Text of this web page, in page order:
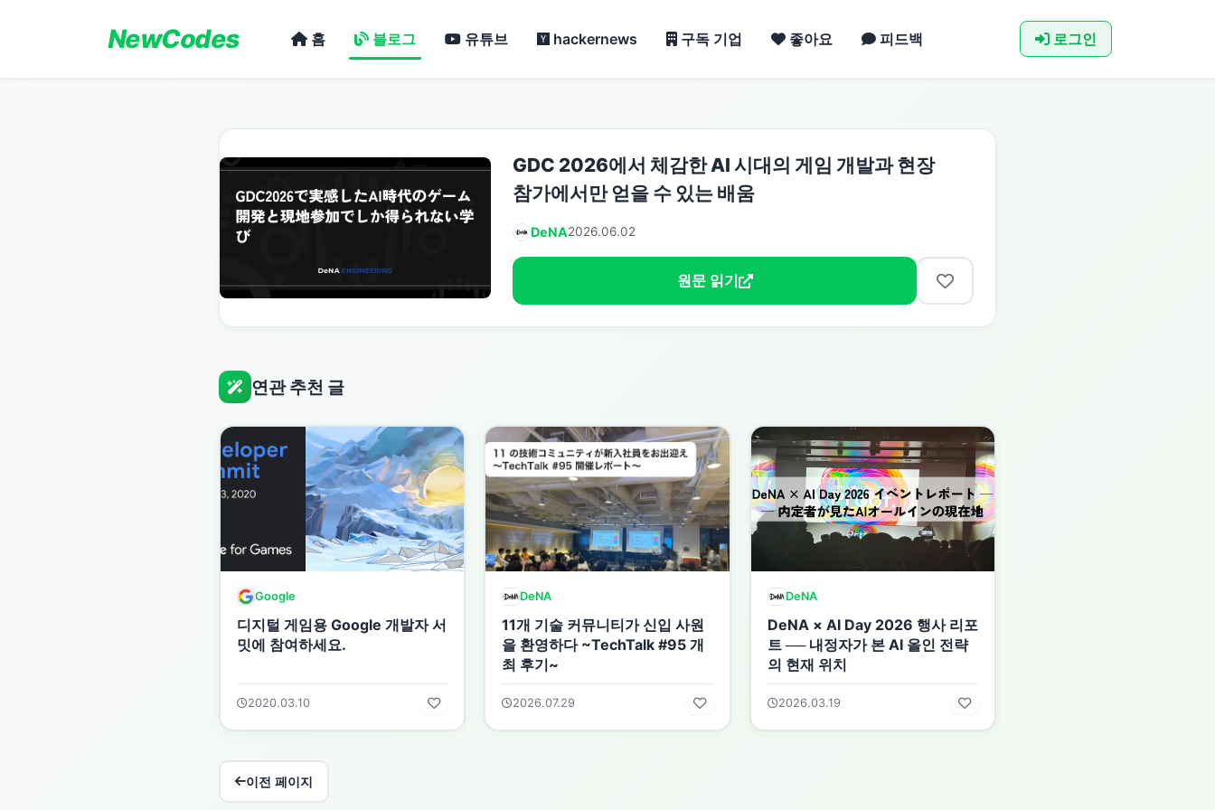
NewCodes 홈 블로그 유튜브 hackernews 구독 기업 좋아요 피드백 로그인
GDC 2026에서 체감한 AI 시대의 게임 개발과 현장
참가에서만 얻을 수 있는 배움
DeNA2026.06.02
원문 읽기
연관 추천 글
Google
디지털 게임용 Google 개발자 서
밋에 참여하세요.
2020.03.10
DeNA
11개 기술 커뮤니티가 신입 사원
을 환영하다 ~TechTalk #95 개
최 후기~
2026.07.29
DeNA
DeNA × AI Day 2026 행사 리포
트 ── 내정자가 본 AI 올인 전략
의 현재 위치
2026.03.19
이전 페이지